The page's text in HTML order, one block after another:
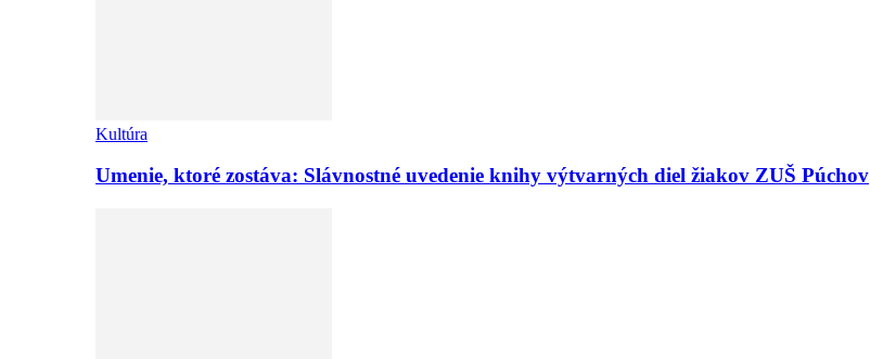
Kultúra
Umenie, ktoré zostáva: Slávnostné uvedenie knihy výtvarných diel žiakov ZUŠ Púchov